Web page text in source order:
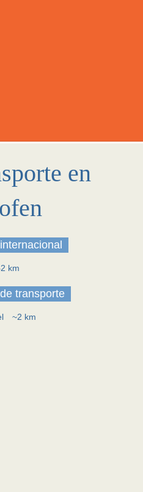
en
km
transporte
~2 km